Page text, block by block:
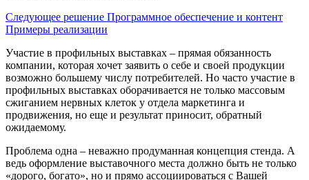
Следующee решение Программное обеспечение и контент
Примеры реализации
Участие в профильных выставках – прямая обязанность
компании, которая хочет заявить о себе и своей продукции
возможно большему числу потребителей. Но часто участие в
профильных выставках оборачивается не только массовым
сжиганием нервных клеток у отдела маркетинга и
продвижения, но еще и результат приносит, обратный
ожидаемому.
Проблема одна – неважно продуманная концепция стенда. А
ведь оформление выставочного места должно быть не только
«дорого, богато», но и прямо ассоциироваться с Вашей